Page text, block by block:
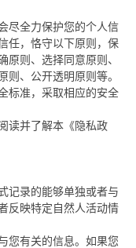
尽全力保护您的个人信
任，恪守以下原则，保
原则、选择同意原则、
则、公开透明原则等。
标准，采取相应的安全
读并了解本《隐私政
记录的能够单独或者与
反映特定自然人活动情
您有关的信息。如果您